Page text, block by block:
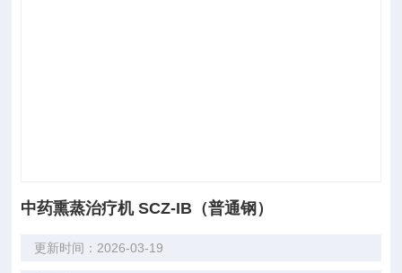
中药熏蒸治疗机 SCZ-IB（普通钢）
更新时间：2026-03-19